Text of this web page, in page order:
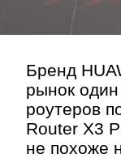
Бренд
рынок
роутеров
Router X3
не похоже